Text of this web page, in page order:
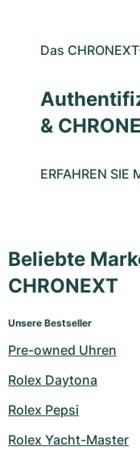
Das
&
ERFAHREN SIE
Beliebte
CHRONEXT
Unsere Bestseller
Pre-owned Uhren
Rolex Daytona
Rolex Pepsi
Rolex Yacht-Master